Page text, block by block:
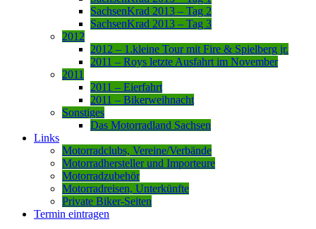
SachsenKrad 2013 – Tag 2
SachsenKrad 2013 – Tag 3
2012
2012 – 1.kleine Tour mit Fire & Spielberg jr.
2011 – Roys letzte Ausfahrt im November
2011
2011 – Eierfahrt
2011 – Bikerweihnacht
Sonstiges
Das Motorradland Sachsen
Links
Motorradclubs, Vereine/Verbände
Motorradhersteller und Importeure
Motorradzubehör
Motorradreisen, Unterkünfte
Private Biker-Seiten
Termin eintragen